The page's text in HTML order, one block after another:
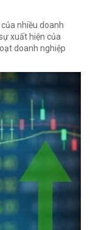
nhiều doanh
xuất hiện của
doanh nghiệp